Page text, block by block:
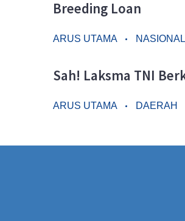
Breeding Loan
ARUS UTAMA NASIONAL
Sah! Laksma TNI
ARUS UTAMA DAERAH